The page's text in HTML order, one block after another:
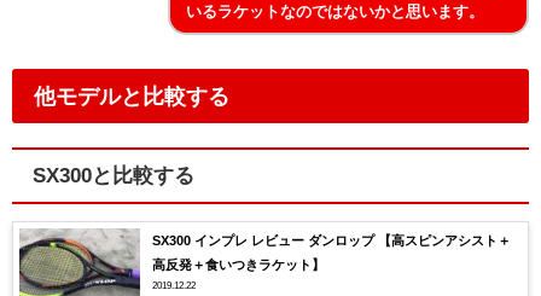
いるラケットなのではないかと思います。
他モデルと比較する
SX300と比較する
SX300 インプレ レビュー ダンロップ 【高スピンアシスト＋
高反発＋食いつきラケット】
2019.12.22